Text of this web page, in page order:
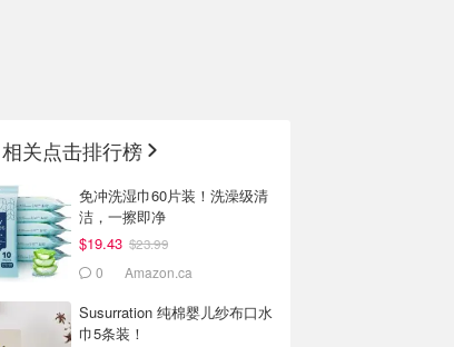
相关点击排行榜
免冲洗湿巾60片装！洗澡级清
洁，一擦即净
$19.43 $23.99
0 Amazon.ca
Susurration 纯棉婴儿纱布口水
巾5条装！